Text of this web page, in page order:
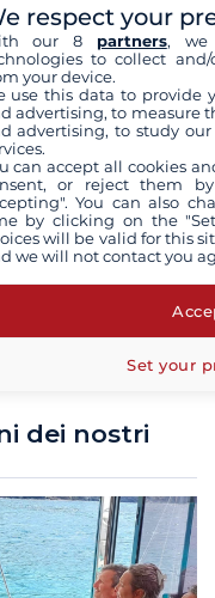
/5
dei nostri
respect your
our 8 partners, we
to collect
your device.
use this data to provide
advertising, to measure
advertising, to study
can accept all cookies
or reject them
You can also
by clicking on the
will be valid for this
we will not contact you
Set your